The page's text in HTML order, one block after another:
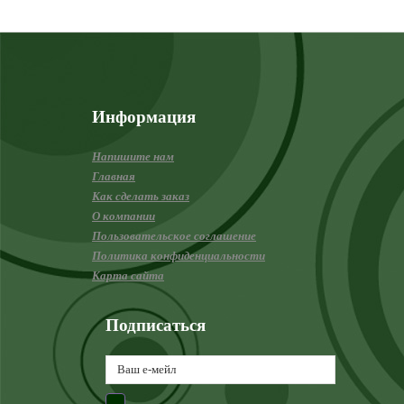
Информация
Напишите нам
Главная
Как сделать заказ
О компании
Пользовательское соглашение
Политика конфиденциальности
Карта сайта
Подписаться